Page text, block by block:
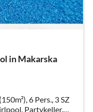
in Makarska
6 Pers., 3 SZ
Partykeller.